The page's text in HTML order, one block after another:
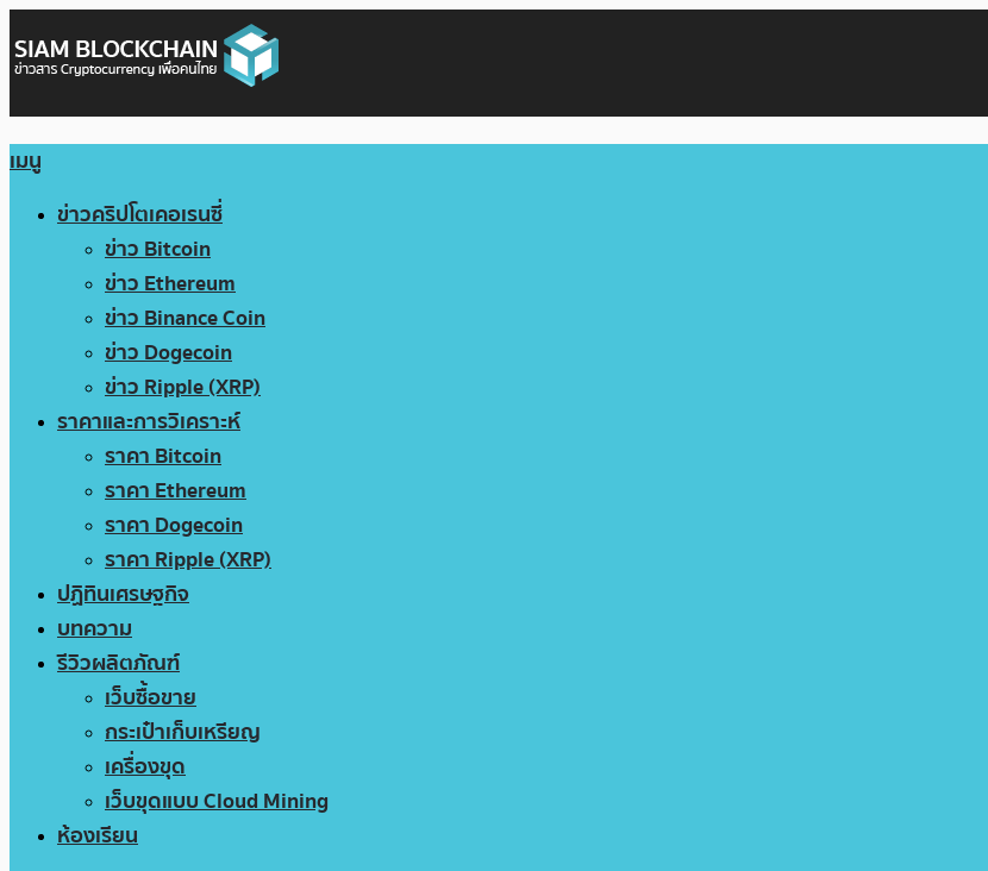
เมนู
ข่าวคริปโตเคอเรนซี่
ข่าว Bitcoin
ข่าว Ethereum
ข่าว Binance Coin
ข่าว Dogecoin
ข่าว Ripple (XRP)
ราคาและการวิเคราะห์
ราคา Bitcoin
ราคา Ethereum
ราคา Dogecoin
ราคา Ripple (XRP)
ปฏิทินเศรษฐกิจ
บทความ
รีวิวผลิตภัณฑ์
เว็บซื้อขาย
กระเป๋าเก็บเหรียญ
เครื่องขุด
เว็บขุดแบบ Cloud Mining
ห้องเรียน